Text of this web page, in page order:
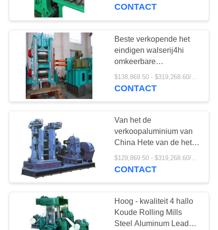
CONTACT
Beste verkopende het
eindigen walserij4hi
omkeerbare
koudwalserij
CONTACT
Van het de
verkoopaluminium van
China Hete van de het
bladfolie strook 4 hallo
koudwalserij
$129,869.50 - $319,268.60/Pieces
CONTACT
Hoog - kwaliteit 4 hallo
Koude Rolling Mills
Steel Aluminum Lead